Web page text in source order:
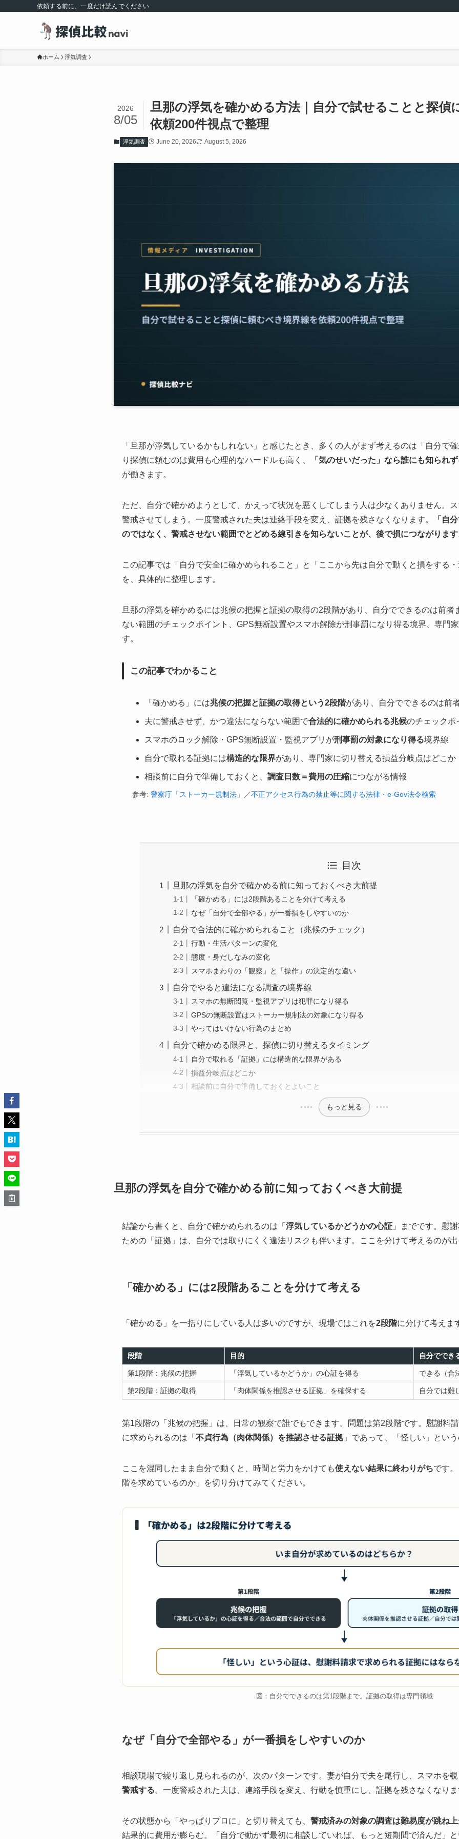
依頼する前に、一度だけ読んでください
ホーム 浮気調査
旦那の浮気を確かめる方法｜自分で試せることと探偵
依頼200件視点で整理
2026
8/05
浮気調査 June 20, 2026 August 5, 2026
「旦那が浮気しているかもしれない」と感じたとき、多くの人がまず考えるのは「自分で
り探偵に頼むのは費用も心理的なハードルも高く、
「気のせいだった」なら誰にも知られ
が働きます。
ただ、自分で確かめようとして、かえって状況を悪くしてしまう人は少なくありません。
警戒させてしまう。一度警戒された夫は連絡手段を変え、証拠を残さなくなります。
「自
のではなく、警戒させない範囲でとどめる線引きを知らないことが、後で損につながります
この記事では「自分で安全に確かめられること」と「ここから先は自分で動くと損をする
を、具体的に整理します。
旦那の浮気を確かめるには兆候の把握と証拠の取得の2段階があり、自分でできるのは前者
ない範囲のチェックポイント、GPS無断設置やスマホ解除が刑事罰になり得る境界、専門
す。
この記事でわかること
「確かめる」には兆候の把握と証拠の取得という2段階があり、自分でできるのは前
夫に警戒させず、かつ違法にならない範囲で合法的に確かめられる兆候のチェックポ
スマホのロック解除・GPS無断設置・監視アプリが刑事罰の対象になり得る境界線
自分で取れる証拠には構造的な限界があり、専門家に切り替える損益分岐点はどこか
相談前に自分で準備しておくと、 調査日数＝費用の圧縮につながる情報
参考: 警察庁「ストーカー規制法」 ／不正アクセス行為の禁止等に関する法律・e-Gov法令検索
目次
旦那の浮気を自分で確かめる前に知っておくべき大前提
「確かめる」には2段階あることを分けて考える
なぜ「自分で全部やる」が一番損をしやすいのか
自分で合法的に確かめられること（兆候のチェック）
行動・生活パターンの変化
態度・身だしなみの変化
スマホまわりの「観察」と「操作」の決定的な違い
自分でやると違法になる調査の境界線
スマホの無断閲覧・監視アプリは犯罪になり得る
GPSの無断設置はストーカー規制法の対象になり得る
やってはいけない行為のまとめ
自分で確かめる限界と、探偵に切り替えるタイミング
自分で取れる「証拠」には構造的な限界がある
損益分岐点はどこか
相談前に自分で準備しておくとよいこと
もっと見る
旦那の浮気を自分で確かめる前に知っておくべき大前提
結論から書くと、自分で確かめられるのは「 浮気しているかどうかの心証 」までです。慰
ための「証拠」は、自分では取りにくく違法リスクも伴います。ここを分けて考えるのが出
「確かめる」には2段階あることを分けて考える
「確かめる」を一括りにしている人は多いのですが、現場ではこれを2段階に分けて考えま
段階 目的 自分ででき
第1段階：兆候の把握 「浮気しているかどうか」の心証を得る できる（合
第2段階：証拠の取得 「肉体関係を推認させる証拠」を確保する 自分では難
第1段階の「兆候の把握」は、日常の観察で誰でもできます。問題は第2段階です。慰謝料
に求められるのは「 不貞行為（肉体関係）を推認させる証拠 」であって、「怪しい」とい
ここを混同したまま自分で動くと、時間と労力をかけても使えない結果に終わりがちです
階を求めているのか」を切り分けてみてください。
図：自分でできるのは第1段階まで。証拠の取得は専門領域
なぜ「自分で全部やる」が一番損をしやすいのか
相談現場で繰り返し見られるのが、次のパターンです。妻が自分で夫を尾行し、スマホを
警戒する。一度警戒された夫は、連絡手段を変え、行動を慎重にし、証拠を残さなくなりま
その状態から「やっぱりプロに」と切り替えても、 警戒済みの対象の調査は難易度が跳ね
結果的に費用が膨らむ。「自分で動かず最初に相談していれば、もっと短期間で済んだ」